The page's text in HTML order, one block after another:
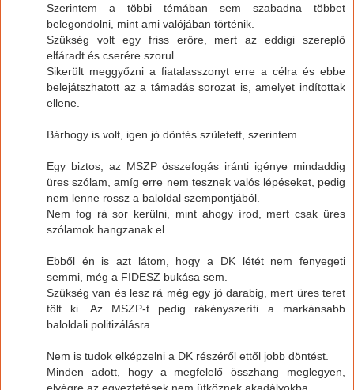
Szerintem a többi témában sem szabadna többet
belegondolni, mint ami valójában történik.
Szükség volt egy friss erőre, mert az eddigi szereplő
elfáradt és cserére szorul.
Sikerült meggyőzni a fiatalasszonyt erre a célra és ebbe
belejátszhatott az a támadás sorozat is, amelyet indítottak
ellene.
Bárhogy is volt, igen jó döntés született, szerintem.
Egy biztos, az MSZP összefogás iránti igénye mindaddig
üres szólam, amíg erre nem tesznek valós lépéseket, pedig
nem lenne rossz a baloldal szempontjából.
Nem fog rá sor kerülni, mint ahogy írod, mert csak üres
szólamok hangzanak el.
Ebből én is azt látom, hogy a DK létét nem fenyegeti
semmi, még a FIDESZ bukása sem.
Szükség van és lesz rá még egy jó darabig, mert üres teret
tölt ki. Az MSZP-t pedig rákényszeríti a markánsabb
baloldali politizálásra.
Nem is tudok elképzelni a DK részéről ettől jobb döntést.
Minden adott, hogy a megfelelő összhang meglegyen,